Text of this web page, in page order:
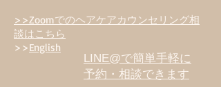
>>Zoomでのヘアケアカウンセリング相
談はこちら
>>English
LINE@で簡単手軽に
予約・相談できます